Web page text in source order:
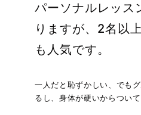
パーソナルレッス
りますが、2名以
も人気です。
一人だと恥ずかしい、でも
るし、身体が硬いからつい